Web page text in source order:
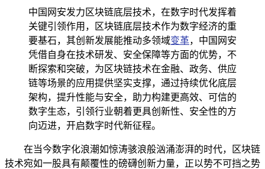
中国网安发力区块链底层技术，在数字时代发挥着
关键引领作用，区块链底层技术作为数字经济的重
要基石，其创新发展能推动多领域变革，中国网安
凭借自身在技术研发、安全保障等方面的优势，不
断探索和突破，为区块链技术在金融、政务、供应
链等场景的应用提供坚实支撑，通过持续优化底层
架构，提升性能与安全，助力构建更高效、可信的
数字生态，引领行业朝着更具创新性、安全性的方
向迈进，开启数字时代新征程。
在当今数字化浪潮如惊涛骇浪般汹涌澎湃的时代，区块链
技术宛如一股具有颠覆性的磅礴创新力量，正以势不可挡之势